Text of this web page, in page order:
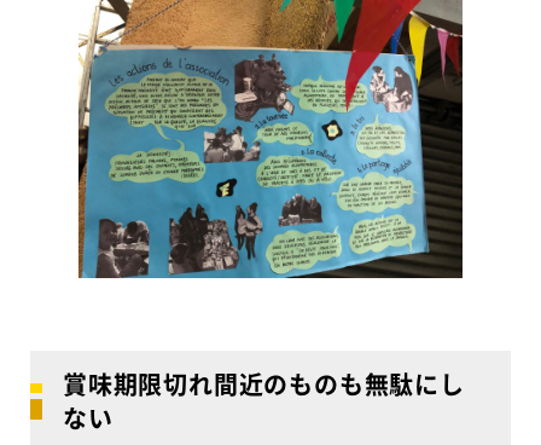
賞味期限切れ間近のものも無駄にし
ない